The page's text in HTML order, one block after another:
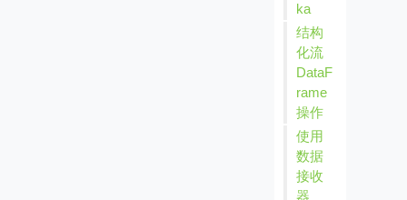
ka
结构
化流
DataF
rame
操作
使用
数据
接收
器